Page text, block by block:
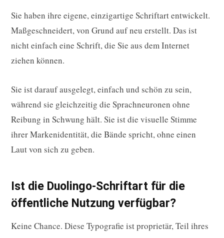
Sie haben ihre eigene, einzigartige Schriftart entwickelt.
Maßgeschneidert, von Grund auf neu erstellt. Das ist
nicht einfach eine Schrift, die Sie aus dem Internet
ziehen können.
Sie ist darauf ausgelegt, einfach und schön zu sein,
während sie gleichzeitig die Sprachneuronen ohne
Reibung in Schwung hält. Sie ist die visuelle Stimme
ihrer Markenidentität, die Bände spricht, ohne einen
Laut von sich zu geben.
Ist die Duolingo-Schriftart für die
öffentliche Nutzung verfügbar?
Keine Chance. Diese Typografie ist proprietär, Teil ihres